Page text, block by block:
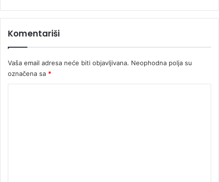
r
a
k
e
n
Komentariši
Vaša email adresa neće biti objavljivana. Neophodna polja su
označena sa *